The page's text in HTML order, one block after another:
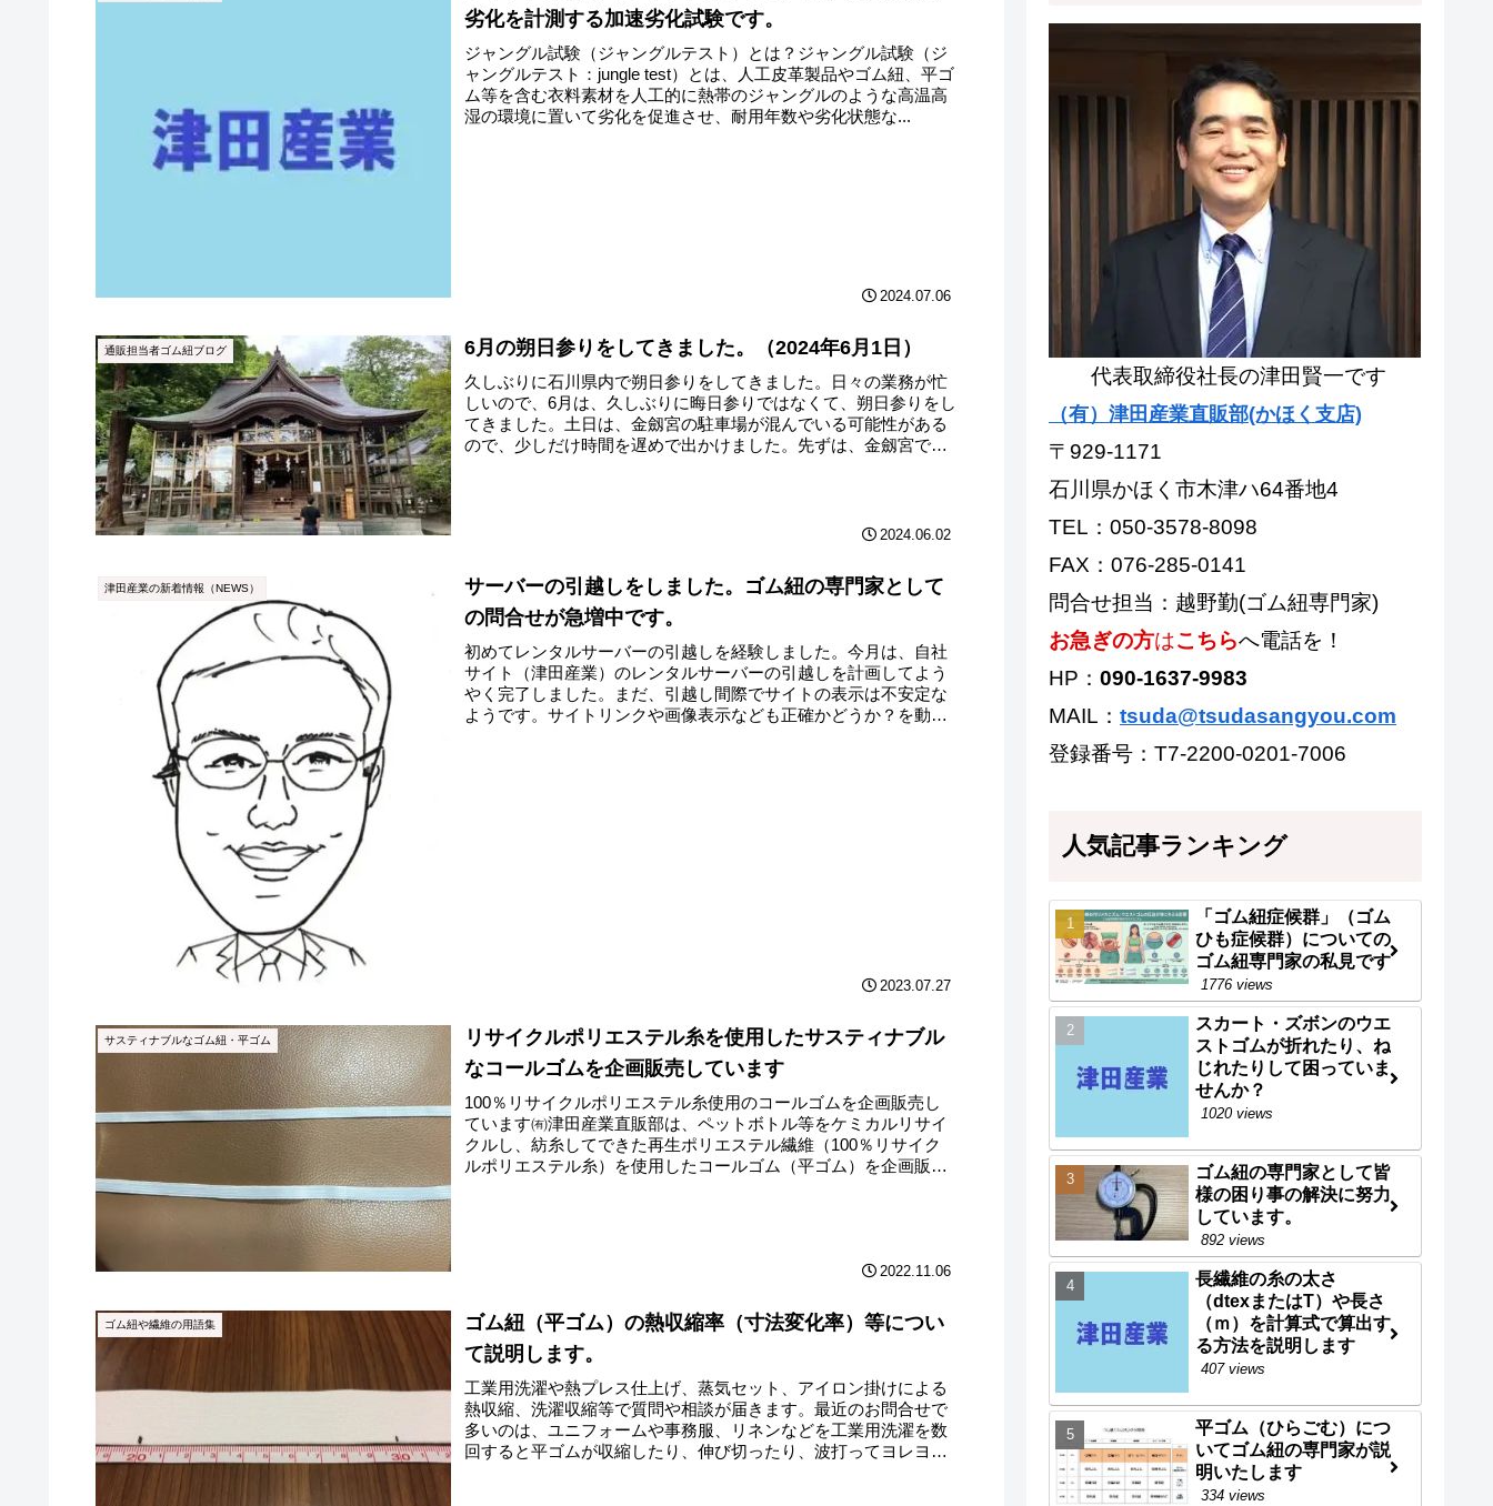
劣化を計測する加速劣化試験です。
ジャングル試験（ジャングルテスト）とは？ジャングル試験（ジ
ャングルテスト：jungle test）とは、人工皮革製品やゴム紐、平ゴ
ム等を含む衣料素材を人工的に熱帯のジャングルのような高温高
湿の環境に置いて劣化を促進させ、耐用年数や劣化状態な...
2024.07.06
通販担当者ゴム紐ブログ 6月の朔日参りをしてきました。（2024年6月1日）
久しぶりに石川県内で朔日参りをしてきました。日々の業務が忙
しいので、6月は、久しぶりに晦日参りではなくて、朔日参りをし
てきました。土日は、金劔宮の駐車場が混んでいる可能性がある
ので、少しだけ時間を遅めで出かけました。先ずは、金劔宮でお
2024.06.02
津田産業の新着情報（NEWS）
サーバーの引越しをしました。ゴム紐の専門家として
の問合せが急増中です。
初めてレンタルサーバーの引越しを経験しました。今月は、自社
サイト（津田産業）のレンタルサーバーの引越しを計画してよう
やく完了しました。まだ、引越し間際でサイトの表示は不安定な
ようです。サイトリンクや画像表示なども正確かどうか？を動作
2023.07.27
サスティナブルなゴム紐・平ゴム
リサイクルポリエステル糸を使用したサスティナブル
なコールゴムを企画販売しています
100％リサイクルポリエステル糸使用のコールゴムを企画販売し
ています㈲津田産業直販部は、ペットボトル等をケミカルリサイ
クルし、紡糸してできた再生ポリエステル繊維（100％リサイク
ルポリエステル糸）を使用したコールゴム（平ゴム）を企画販売
2022.11.06
ゴム紐や繊維の用語集
ゴム紐（平ゴム）の熱収縮率（寸法変化率）等につい
て説明します。
工業用洗濯や熱プレス仕上げ、蒸気セット、アイロン掛けによる
熱収縮、洗濯収縮等で質問や相談が届きます。最近のお問合せで
多いのは、ユニフォームや事務服、リネンなどを工業用洗濯を数
回すると平ゴムが収縮したり、伸び切ったり、波打ってヨレヨレ
代表取締役社長の津田賢一です
（有）津田産業直販部(かほく支店)
〒929-1171
石川県かほく市木津ハ64番地4
TEL：050-3578-8098
FAX：076-285-0141
問合せ担当：越野勤(ゴム紐専門家)
お急ぎの方はこちらへ電話を！
HP： 090-1637-9983
MAIL： tsuda@tsudasangyou.com
登録番号：T7-2200-0201-7006
人気記事ランキング
「ゴム紐症候群」（ゴム
ひも症候群）についての
ゴム紐専門家の私見です
1776 views
スカート・ズボンのウエ
ストゴムが折れたり、ね
じれたりして困っていま
せんか？
1020 views
ゴム紐の専門家として皆
様の困り事の解決に努力
しています。
892 views
長繊維の糸の太さ
（dtexまたはT）や長さ
（ｍ）を計算式で算出す
る方法を説明します
407 views
平ゴム（ひらごむ）につ
いてゴム紐の専門家が説
明いたします
334 views